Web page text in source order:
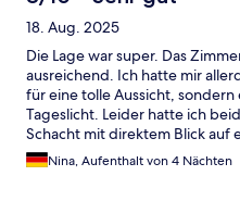
18. Aug. 2025
Die Lage war super. Das
ausreichend. Ich hatte mir
für eine tolle Aussicht,
Tageslicht. Leider hatte ich
Schacht mit direktem Blick auf
Fenster. Leider habe ich kein
musste dann trotzdem immer
Nina, Aufenthalt von 4 Nächten